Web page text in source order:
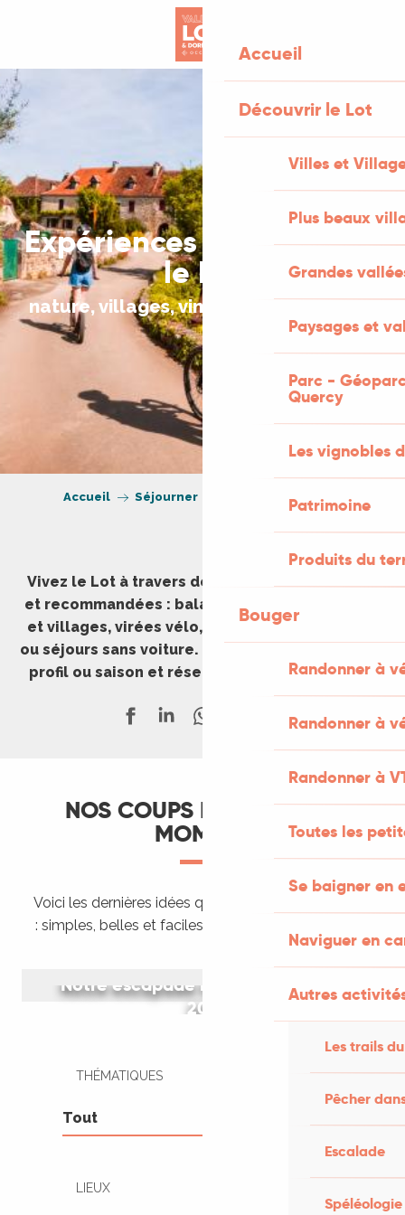
principal
Accueil
Découvrir le Lot
Villes et
Plus beaux
Grandes
Paysages et
Parc -
Quercy
Les vignobles
Patrimoine
Produits du
Bouger
Randonner à
Randonner à
Randonner à
Toutes les
Se baigner en
Naviguer en
Autres
Les trails
Pêcher
Escalade
Spéléologie
Expériences à vivre dans
le Lot
nature, villages, vin & micro-aventures
Accueil Séjourner Expériences à vivre
Vivez le Lot à travers des expériences testées
et recommandées : balades en famille, grottes
et villages, virées vélo, week-ends gourmands
ou séjours sans voiture. Inspirez-vous, filtrez par
profil ou saison et réservez en quelques clics.
NOS COUPS DE CŒUR DU
MOMENT
Voici les dernières idées que nous venons de tester
: simples, belles et faciles à organiser tout de suite.
Notre escapade rétro en peugeot
203
THÉMATIQUES
LIEUX